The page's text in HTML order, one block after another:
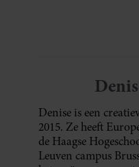
Denise is een
2015. Ze heeft
de Haagse
Leuven campus